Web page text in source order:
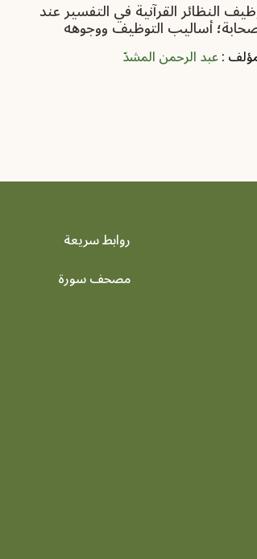
النظائر القرآنية في التفسير عند
أساليب التوظيف ووجوهه
:عبد الرحمن المشدّ
روابط سريعة
footer menu
مصحف سورة